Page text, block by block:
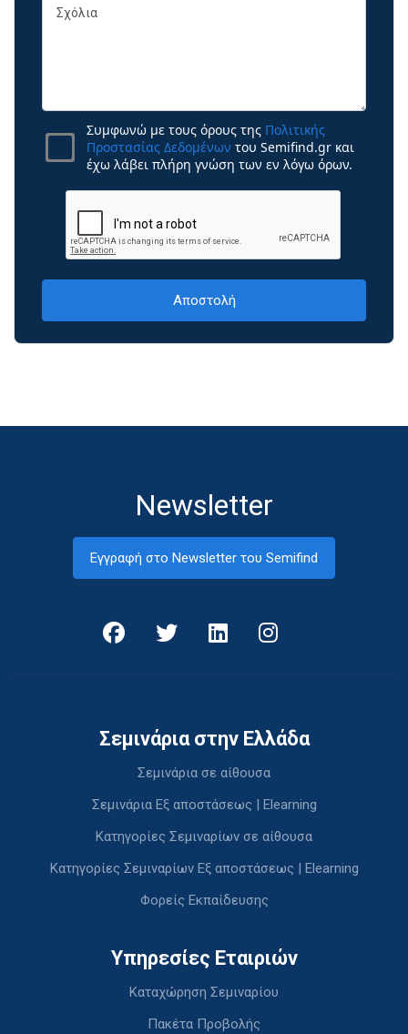
Συμφωνώ με τους όρους της Πολιτικής
Προστασίας Δεδομένων του Semifind.gr και
έχω λάβει πλήρη γνώση των εν λόγω όρων.
Newsletter
Εγγραφή στο Newsletter του Semifind
Σεμινάρια στην Ελλάδα
Σεμινάρια σε αίθουσα
Σεμινάρια Εξ αποστάσεως | Elearning
Κατηγορίες Σεμιναρίων σε αίθουσα
Κατηγορίες Σεμιναρίων Εξ αποστάσεως | Elearning
Φορείς Εκπαίδευσης
Υπηρεσίες Εταιριών
Καταχώρηση Σεμιναρίου
Πακέτα Προβολής